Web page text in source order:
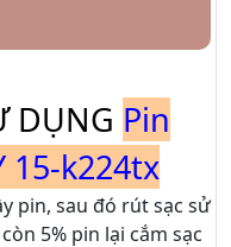
DỤNG Pin
15-k224tx
pin, sau đó rút sạc sử
5% pin lại cắm sạc